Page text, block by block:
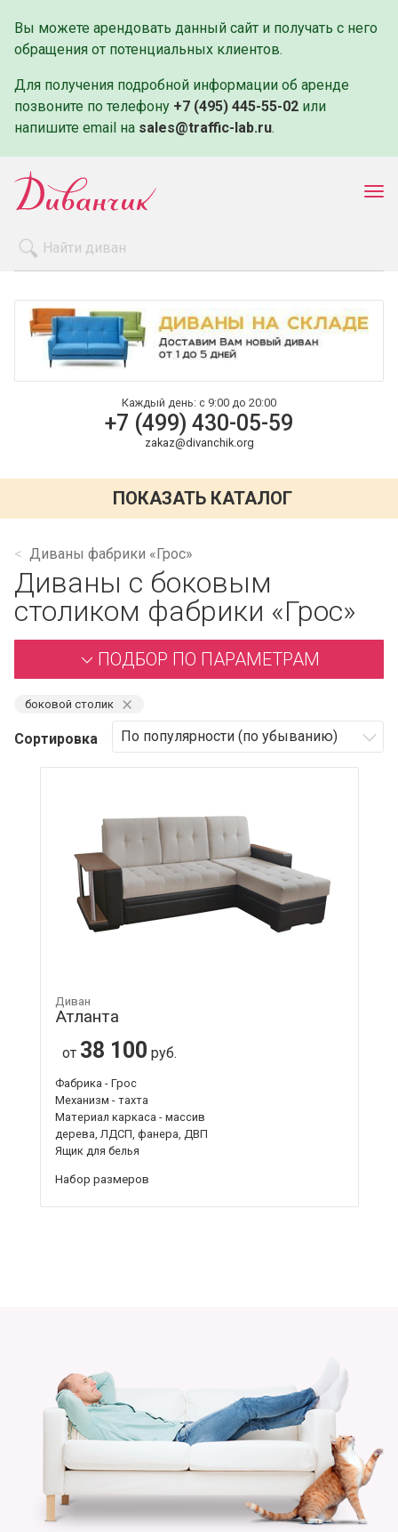
Вы можете арендовать данный сайт и получать с него
обращения от потенциальных клиентов.
Для получения подробной информации об аренде
позвоните по телефону +7 (495) 445-55-02 или
напишите email на sales@traffic-lab.ru.
Оплата и доставка
Контакты
Каждый день: с 9:00 до 20:00
+7 (499) 430-05-59
zakaz@divanchik.org
ПОКАЗАТЬ КАТАЛОГ
Диваны фабрики «Грос»
Диваны с боковым
столиком фабрики «Грос»
ПОДБОР ПО ПАРАМЕТРАМ
боковой столик ⨯
Сортировка
Диван
Атланта
от 38 100 руб.
Фабрика - Грос
Механизм - тахта
Материал каркаса - массив
дерева, ЛДСП, фанера, ДВП
Ящик для белья
Набор размеров